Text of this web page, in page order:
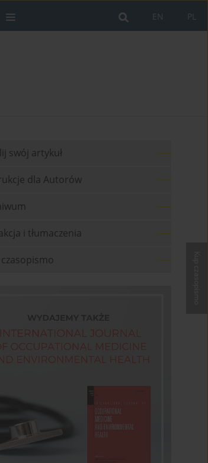
PL
EN
swój artykuł
dla Autorów
i tłumaczenia